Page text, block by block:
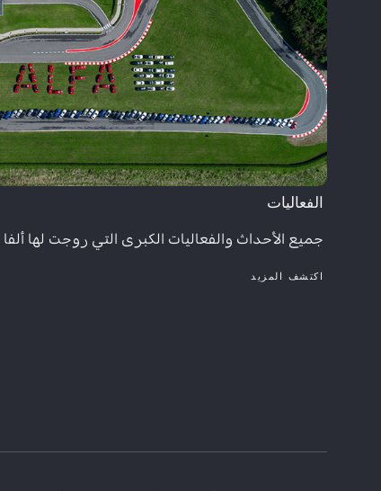
الفعاليات
جميع الأحداث والفعاليات الكبرى التي روجت لها
اكتشف المزيد